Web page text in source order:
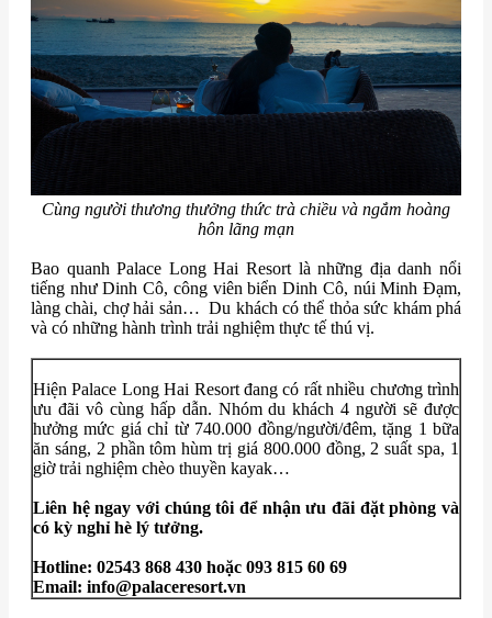
Cùng người thương thưởng thức trà chiều và ngắm hoàng
hôn lãng mạn
Bao quanh Palace Long Hai Resort là những địa danh nổi
tiếng như Dinh Cô, công viên biển Dinh Cô, núi Minh Đạm,
làng chài, chợ hải sản… Du khách có thể thỏa sức khám phá
và có những hành trình trải nghiệm thực tế thú vị.
Hiện Palace Long Hai Resort đang có rất nhiều chương trình
ưu đãi vô cùng hấp dẫn. Nhóm du khách 4 người sẽ được
hưởng mức giá chỉ từ 740.000 đồng/người/đêm, tặng 1 bữa
ăn sáng, 2 phần tôm hùm trị giá 800.000 đồng, 2 suất spa, 1
giờ trải nghiệm chèo thuyền kayak…
Liên hệ ngay với chúng tôi để nhận ưu đãi đặt phòng và
có kỳ nghỉ hè lý tưởng.
Hotline: 02543 868 430 hoặc 093 815 60 69
Email: info@palaceresort.vn